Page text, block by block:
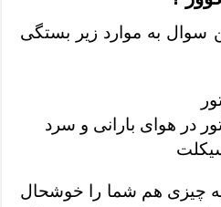
سوال به موارد زیر بستگی
در هوای بارانی و سرد
چه چیزی هم شما را خوشحال